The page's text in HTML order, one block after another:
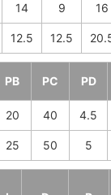
14 9 16
12.5 12.5
PB PC PD
20 40 4.5
25 50 5